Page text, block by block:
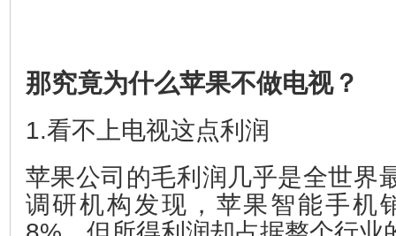
那究竟为什么苹果不做电视？
1.看不上电视这点利润
苹果公司的毛利润几乎是全世
调研机构发现，苹果智能手机